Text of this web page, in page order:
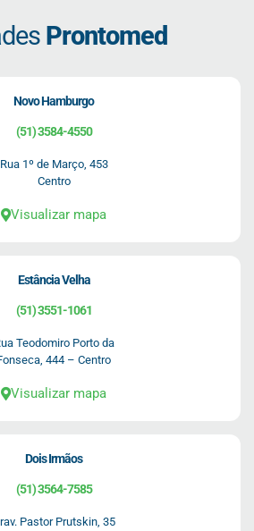
Prontomed
Novo Hamburgo
(51) 3584-4550
Rua 1º de Março, 453
Centro
Visualizar mapa
Estância Velha
(51) 3551-1061
Teodomiro Porto da
444 – Centro
Visualizar mapa
Dois Irmãos
(51) 3564-7585
Pastor Prutskin, 35